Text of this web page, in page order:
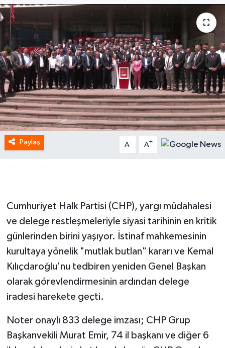
Paylaş A- A+
Cumhuriyet Halk Partisi (CHP), yargı müdahalesi
ve delege restleşmeleriyle siyasi tarihinin en kritik
günlerinden birini yaşıyor. İstinaf mahkemesinin
kurultaya yönelik "mutlak butlan" kararı ve Kemal
Kılıçdaroğlu'nu tedbiren yeniden Genel Başkan
olarak görevlendirmesinin ardından delege
iradesi harekete geçti.
Noter onaylı 833 delege imzası; CHP Grup
Başkanvekili Murat Emir, 74 il başkanı ve diğer 6